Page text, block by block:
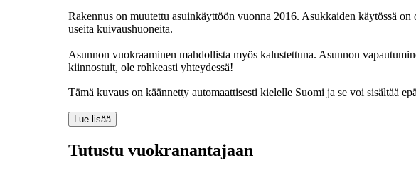
Rakennus on muutettu asuinkäyttöön vuonna 2016. Asukkaiden käytössä
useita kuivaushuoneita.
Asunnon vuokraaminen mahdollista myös kalustettuna. Asunnon
kiinnostuit, ole rohkeasti yhteydessä!
Tämä kuvaus on käännetty automaattisesti kielelle Suomi ja se voi sisältää
Lue lisää
Tutustu vuokranantajaan